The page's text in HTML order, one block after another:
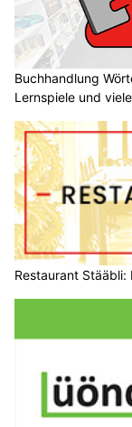
Buchhandlung
Lernspiele und
Restaurant